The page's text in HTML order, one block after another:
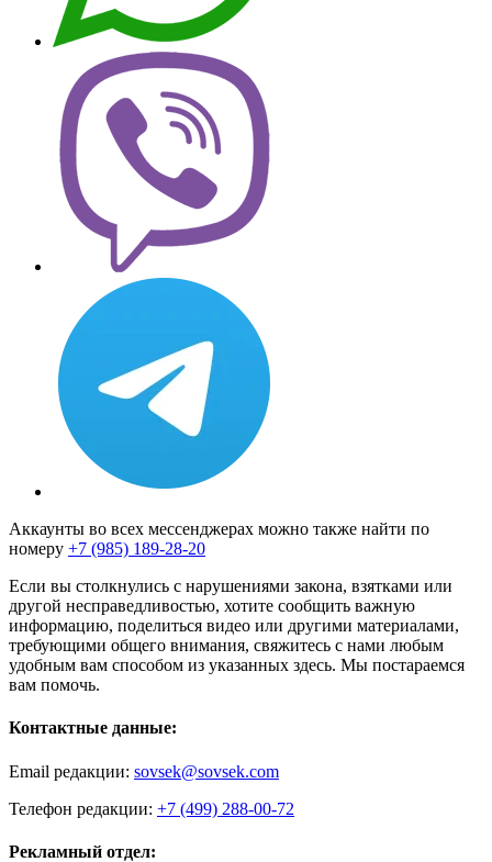
Аккаунты во всех мессенджерах можно также найти по
номеру +7 (985) 189-28-20
Если вы столкнулись с нарушениями закона, взятками или
другой несправедливостью, хотите сообщить важную
информацию, поделиться видео или другими материалами,
требующими общего внимания, свяжитесь с нами любым
удобным вам способом из указанных здесь. Мы постараемся
вам помочь.
Контактные данные:
Email редакции: sovsek@sovsek.com
Телефон редакции: +7 (499) 288-00-72
Рекламный отдел: